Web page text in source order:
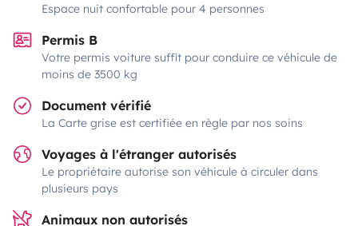
Espace nuit confortable pour 4 personnes
Permis B
Votre permis voiture suffit pour conduire ce véhicule de
moins de 3500 kg
Document vérifié
La Carte grise est certifiée en règle par nos soins
Voyages à l'étranger autorisés
Le propriétaire autorise son véhicule à circuler dans
plusieurs pays
Animaux non autorisés